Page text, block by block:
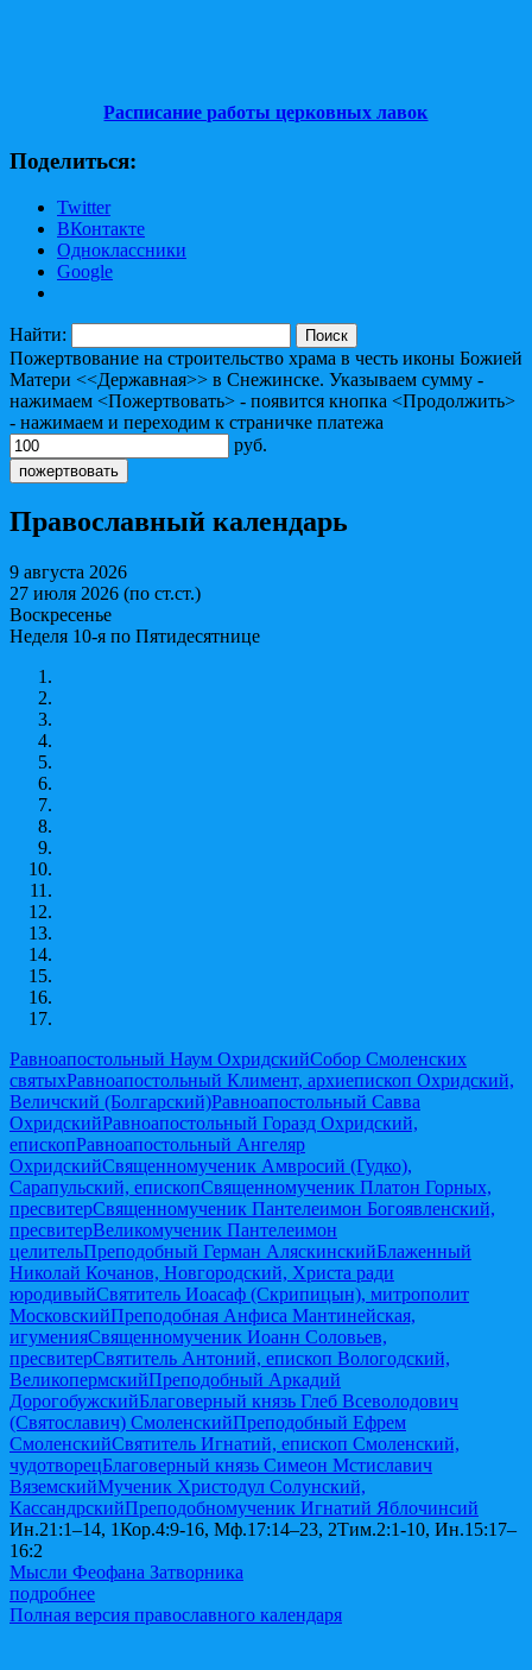
Расписание работы церковных лавок
Поделиться:
Twitter
ВКонтакте
Одноклассники
Google
Найти:
Пожертвование на строительство храма в честь иконы Божией
Матери <<Державная>> в Снежинске. Указываем сумму -
нажимаем <Пожертвовать> - появится кнопка <Продолжить>
- нажимаем и переходим к страничке платежа
руб.
Православный календарь
9 августа 2026
27 июля 2026 (по ст.ст.)
Воскресенье
Неделя 10-я по Пятидесятнице
Равноапостольный Наум ОхридскийСобор Смоленских
святыхРавноапостольный Климент, архиепископ Охридский,
Величский (Болгарский)Равноапостольный Савва
ОхридскийРавноапостольный Горазд Охридский,
епископРавноапостольный Ангеляр
ОхридскийСвященномученик Амвросий (Гудко),
Сарапульский, епископСвященномученик Платон Горных,
пресвитерСвященномученик Пантелеимон Богоявленский,
пресвитерВеликомученик Пантелеимон
целительПреподобный Герман АляскинскийБлаженный
Николай Кочанов, Новгородский, Христа ради
юродивыйСвятитель Иоасаф (Скрипицын), митрополит
МосковскийПреподобная Анфиса Мантинейская,
игуменияСвященномученик Иоанн Соловьев,
пресвитерСвятитель Антоний, епископ Вологодский,
ВеликопермскийПреподобный Аркадий
ДорогобужскийБлаговерный князь Глеб Всеволодович
(Святославич) СмоленскийПреподобный Ефрем
СмоленскийСвятитель Игнатий, епископ Смоленский,
чудотворецБлаговерный князь Симеон Мстиславич
ВяземскийМученик Христодул Солунский,
КассандрскийПреподобномученик Игнатий Яблочинсий
Ин.21:1–14, 1Кор.4:9-16, Мф.17:14–23, 2Тим.2:1-10, Ин.15:17–
16:2
Мысли Феофана Затворника
подробнее
Полная версия православного календаря